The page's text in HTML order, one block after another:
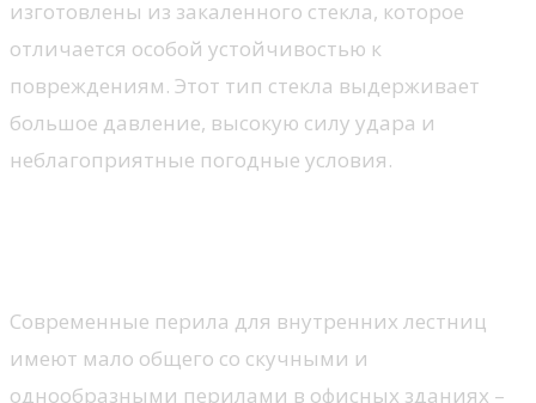
изготовлены из закаленного стекла, которое
отличается особой устойчивостью к
повреждениям. Этот тип стекла выдерживает
большое давление, высокую силу удара и
неблагоприятные погодные условия.
Современные перила для внутренних лестниц
имеют мало общего со скучными и
однообразными перилами в офисных зданиях –